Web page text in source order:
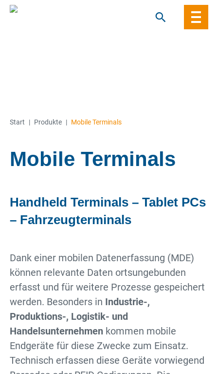
Start | Produkte | Mobile Terminals
Mobile Terminals
Handheld Terminals – Tablet PCs
– Fahrzeugterminals
Dank einer mobilen Datenerfassung (MDE)
können relevante Daten ortsungebunden
erfasst und für weitere Prozesse gespeichert
werden. Besonders in Industrie-,
Produktions-, Logistik- und
Handelsunternehmen kommen mobile
Endgeräte für diese Zwecke zum Einsatz.
Technisch erfassen diese Geräte vorwiegend